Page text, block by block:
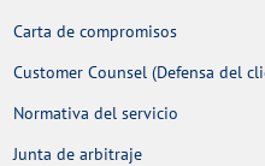
Carta de compromisos
Customer Counsel (Defensa del
Normativa del servicio
Junta de arbitraje